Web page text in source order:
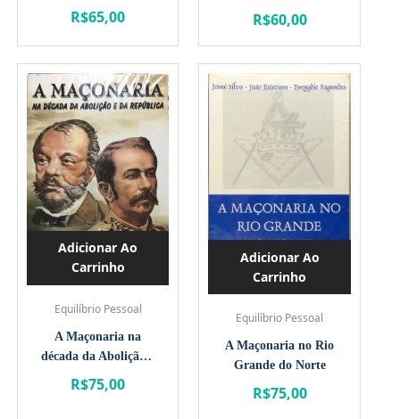
Escravo
R$65,00
verdade e realidade
R$60,00
Adicionar Ao
Carrinho
Equilíbrio Pessoal
A Maçonaria na
década da Abolição e
da República
R$75,00
Adicionar Ao
Carrinho
Equilíbrio Pessoal
A Maçonaria no Rio
Grande do Norte
R$75,00